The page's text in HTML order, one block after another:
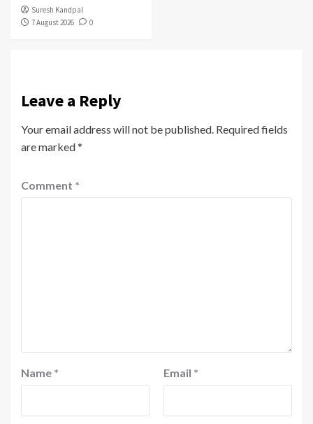
Suresh Kandpal
7 August 2026
0
Leave a Reply
Your email address will not be published. Required fields
are marked*
Comment *
Name * Email *